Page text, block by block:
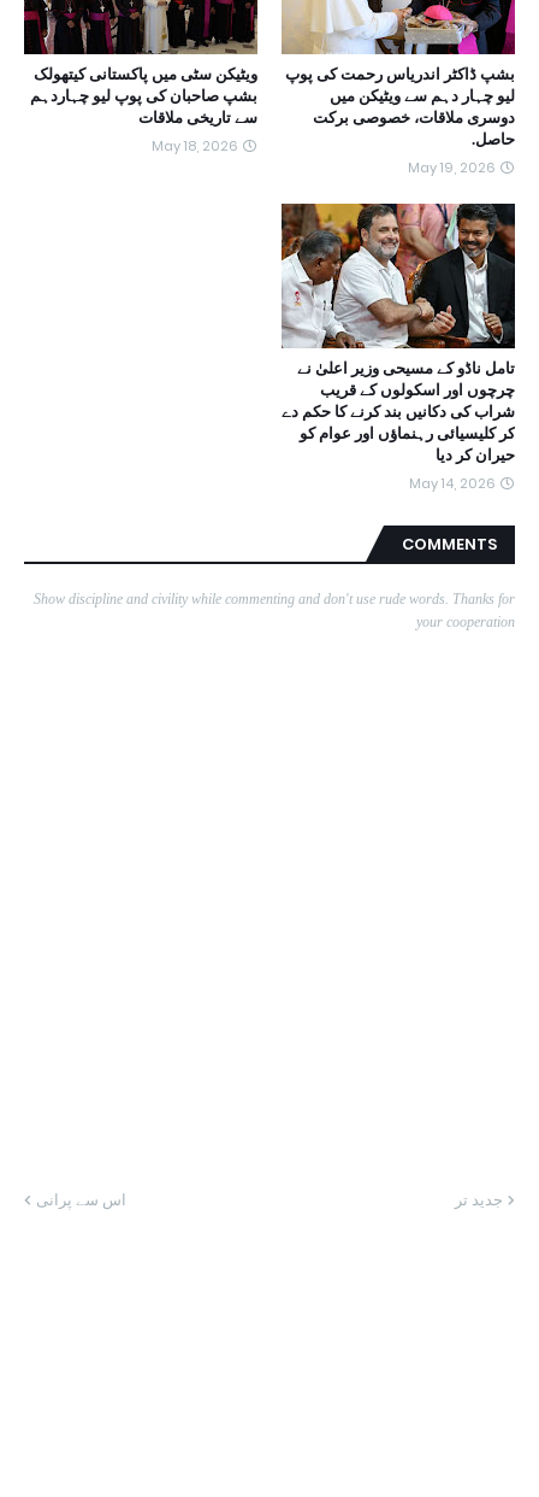
بشپ ڈاکٹر اندریاس رحمت کی پوپ
لیو چہار دہم سے ویٹیکن میں
دوسری ملاقات، خصوصی برکت
حاصل.
May 19, 2026
ویٹیکن سٹی میں پاکستانی کیتھولک
بشپ صاحبان کی پوپ لیو چہاردہم
سے تاریخی ملاقات
May 18, 2026
تامل ناڈو کے مسیحی وزیر اعلیٰ نے
چرچوں اور اسکولوں کے قریب
شراب کی دکانیں بند کرنے کا حکم دے
کر کلیسیائی رہنماؤں اور عوام کو
حیران کر دیا
May 14, 2026
COMMENTS
Show discipline and civility while commenting and don't use rude words. Thanks for
your cooperation
جدید تر اس سے پرانی